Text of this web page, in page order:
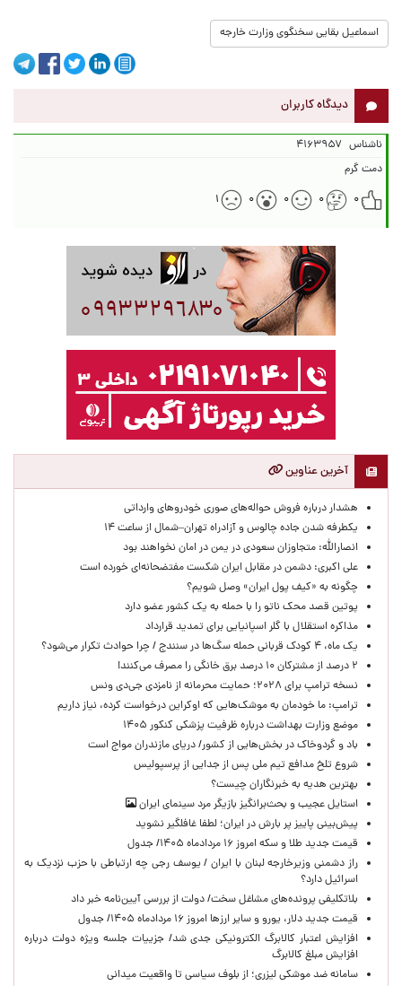
اسماعیل بقایی سخنگوی وزارت خارجه
دیدگاه کاربران
ناشناس ۴۱۶۳۹۵۷
دمت گرم
۰
۰ ۰ ۰ ۱
آخرین عناوین
هشدار درباره فروش حواله‌های صوری خودروهای وارداتی
یکطرفه شدن جاده چالوس و آزادراه تهران–شمال از ساعت ۱۴
انصارالله: متجاوزان سعودی در یمن در امان نخواهند بود
علی اکبری: دشمن در مقابل ایران شکست مفتضحانه‌ای خورده است
چگونه به «کیف پول ایران» وصل شویم؟
پوتین قصد محک ناتو را با حمله به یک کشور عضو دارد
مذاکره استقلال با گلر اسپانیایی برای تمدید قرارداد
یک ماه، ۴ کودک قربانی حمله سگ‌ها در سنندج / چرا حوادث تکرار می‌شود؟
۲ درصد از مشترکان ۱۰ درصد برق خانگی را مصرف می‌کنند!
نسخه ترامپ برای ۲۰۲۸؛ حمایت محرمانه از نامزدی جی‌دی ونس
ترامپ: ما خودمان به موشک‌هایی که اوکراین درخواست کرده، نیاز داریم
موضع وزارت بهداشت درباره ظرفیت پزشکی کنکور ۱۴۰۵
باد و گردوخاک در بخش‌هایی از کشور/ دریای مازندران مواج است
شروع تلخ مدافع تیم ملی پس از جدایی از پرسپولیس
بهترین هدیه به خبرنگاران چیست؟
استایل عجیب و بحث‌برانگیز بازیگر مرد سینمای ایران
پیش‌بینی پاییز پر بارش در ایران؛ لطفا غافلگیر نشوید
قیمت جدید طلا و سکه امروز ۱۶ مردادماه ۱۴۰۵/ جدول
راز دشمنی وزیرخارجه لبنان با ایران / یوسف رجی چه ارتباطی با حزب نزدیک به
اسرائیل دارد؟
بلاتکلیفی پرونده‌های مشاغل سخت/ دولت از بررسی آیین‌نامه خبر داد
قیمت جدید دلار، یورو و سایر ارزها امروز ۱۶ مردادماه ۱۴۰۵/ جدول
افزایش اعتبار کالابرگ الکترونیکی جدی شد/ جزییات جلسه ویژه دولت درباره
افزایش مبلغ کالابرگ
سامانه ضد موشکی لیزری؛ از بلوف سیاسی تا واقعیت میدانی